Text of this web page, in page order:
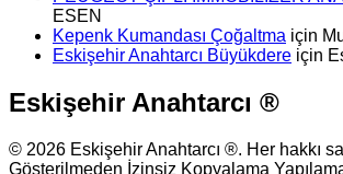
ESEN
Kepenk Kumandası Çoğaltma için
Eskişehir Anahtarcı Büyükdere için
Eskişehir Anahtarcı ®
© 2026 Eskişehir Anahtarcı ®. Her hakkı
Gösterilmeden İzinsiz Kopyalama